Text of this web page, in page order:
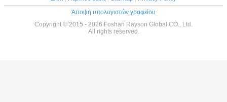
Άποψη υπολογιστών γραφείου
Copyright © 2015 - 2026 Foshan Rayson Global CO., Ltd.
All rights reserved.